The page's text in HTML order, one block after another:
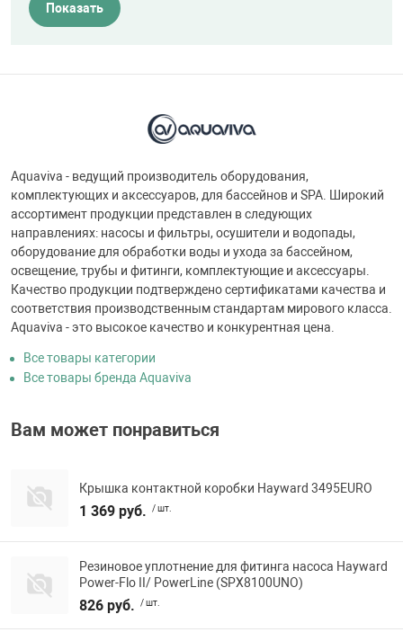
Показать
Aquaviva - ведущий производитель оборудования,
комплектующих и аксессуаров, для бассейнов и SPA. Широкий
ассортимент продукции представлен в следующих
направлениях: насосы и фильтры, осушители и водопады,
оборудование для обработки воды и ухода за бассейном,
освещение, трубы и фитинги, комплектующие и аксессуары.
Качество продукции подтверждено сертификатами качества и
соответствия производственным стандартам мирового класса.
Aquaviva - это высокое качество и конкурентная цена.
Все товары категории
Все товары бренда Aquaviva
Вам может понравиться
Крышка контактной коробки Hayward 3495EURO
1 369 руб. / шт.
Резиновое уплотнение для фитинга насоса Hayward
Power-Flo II/ PowerLine (SPX8100UNO)
826 руб. / шт.